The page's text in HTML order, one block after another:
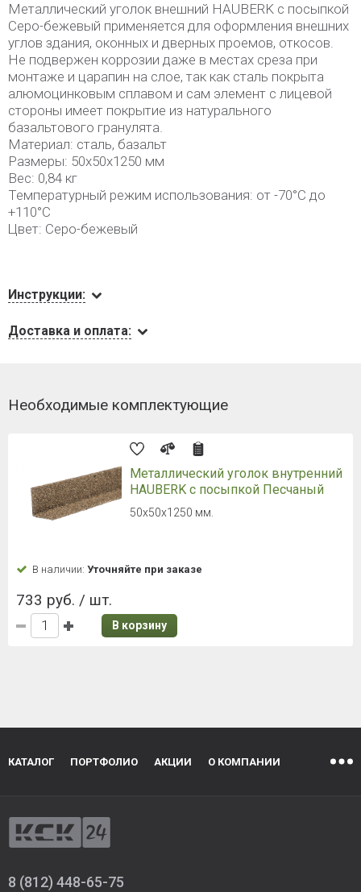
Металлический уголок внешний HAUBERK с посыпкой
Серо-бежевый применяется для оформления внешних
углов здания, оконных и дверных проемов, откосов.
Не подвержен коррозии даже в местах среза при
монтаже и царапин на слое, так как сталь покрыта
алюмоцинковым сплавом и сам элемент с лицевой
стороны имеет покрытие из натурального
базальтового гранулята.
Материал: сталь, базальт
Размеры: 50х50х1250 мм
Вес: 0,84 кг
Температурный режим использования: от -70°С до
+110°С
Цвет: Серо-бежевый
Инструкции:
Доставка и оплата:
Необходимые комплектующие
Металлический уголок внутренний
HAUBERK с посыпкой Песчаный
50х50х1250 мм.
В наличии: Уточняйте при заказе
733 руб. / шт.
В корзину
КАТАЛОГ ПОРТФОЛИО АКЦИИ О КОМПАНИИ
8 (812) 448-65-75